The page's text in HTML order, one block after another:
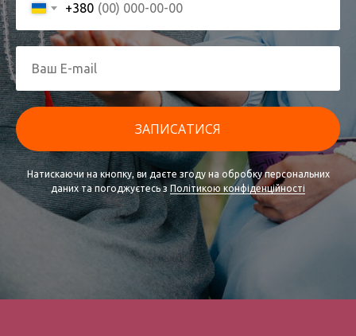
+380
ЗАПИСАТИСЯ
Натискаючи на кнопку, ви даєте згоду на обробку персональних
даних та погоджуєтесь зПолітикою конфіденційності